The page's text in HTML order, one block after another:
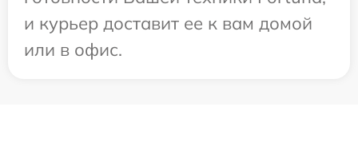
и курьер доставит ее к вам домой
или в офис.